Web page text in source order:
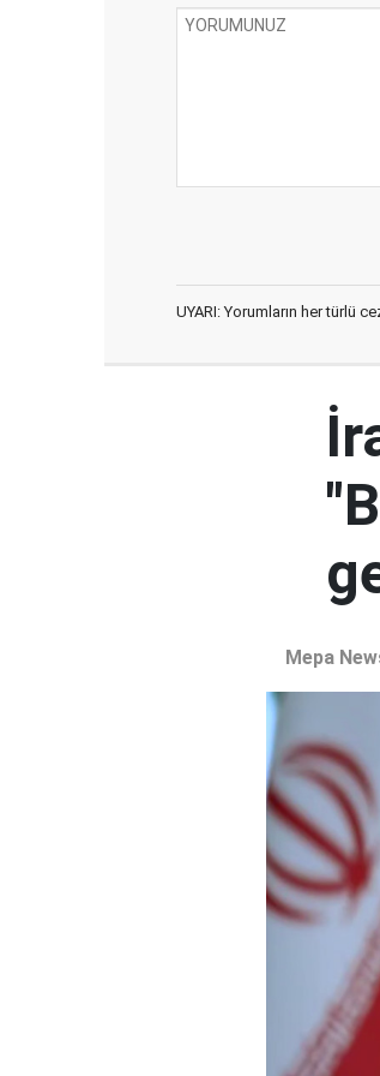
UYARI: Yorumların her türlü
Mepa